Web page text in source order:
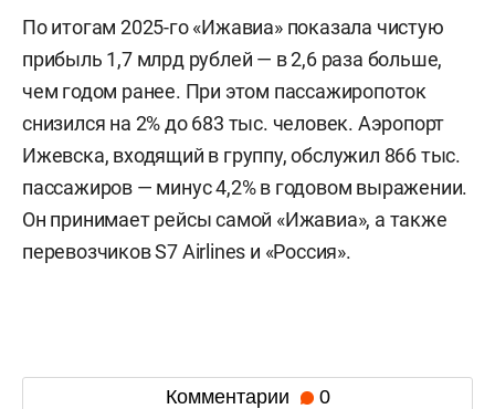
По итогам 2025-го «Ижавиа» показала чистую
прибыль 1,7 млрд рублей — в 2,6 раза больше,
чем годом ранее. При этом пассажиропоток
снизился на 2% до 683 тыс. человек. Аэропорт
Ижевска, входящий в группу, обслужил 866 тыс.
пассажиров — минус 4,2% в годовом выражении.
Он принимает рейсы самой «Ижавиа», а также
перевозчиков S7 Airlines и «Россия».
Комментарии 0